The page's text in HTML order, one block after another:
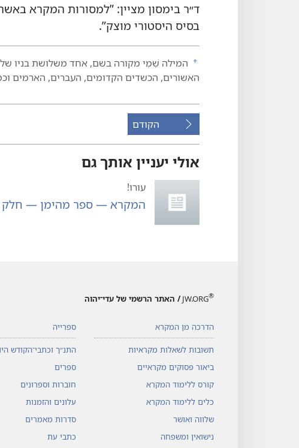
ד״ר בימסון מציין:‏ ”‏למסורות המקרא
בסיס היסטורי מוצק”‏.‏
a המילה שֵׁמִי מקורה בשם,‏ אחד משלושת בניו
האשורים,‏ הכשדים הקדומים,‏ העברים,‏ הארמים
הקודם
אולי יעניין אותך גם
‫עורו!‫
המקרא — ספר מהימן — חלק
JW.ORG® / האתר הרשמי של עדי־יהוה
הדרכה מן המקרא
תשובות לשאלות מקראיות
ביאור פסוקים מקראיים
קורס ללימוד המקרא
כלים ללימוד המקרא
שלווה ואושר
נישואין ומשפחה
ספרייה
התנ״ך וכתבי־הקודש
ספרים
חוברות וספרונים
עלונים והזמנות
סדרות מאמרים
כתבי עת